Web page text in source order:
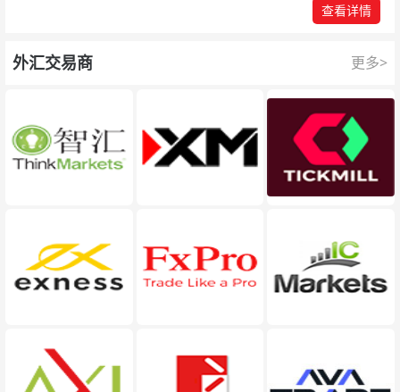
查看详情
外汇交易商 更多>